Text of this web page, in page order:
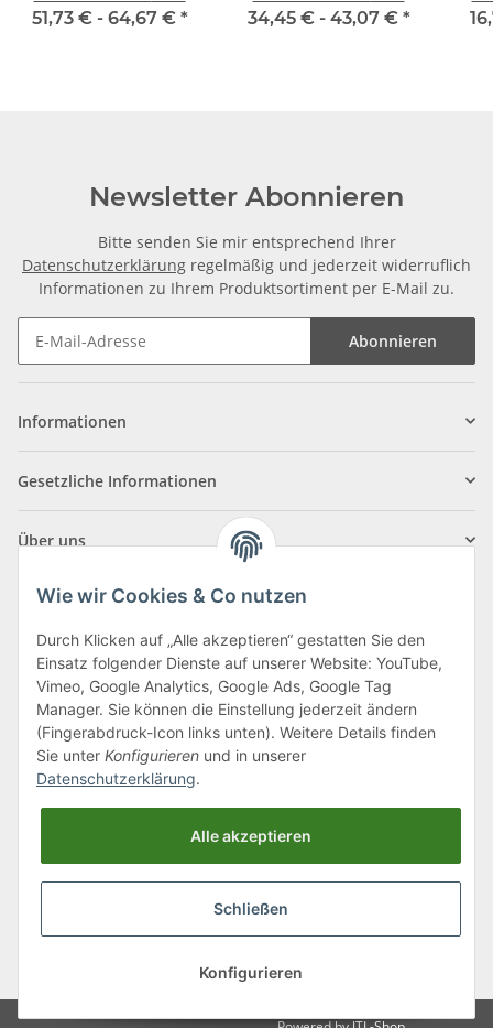
mm, 1500 mm, gehärtet
51,73 € - 64,67 € *
mm, 1500 mm, gehärtet
34,45 € - 43,07 € *
Newsletter Abonnieren
Bitte senden Sie mir entsprechend Ihrer
Datenschutzerklärung regelmäßig und jederzeit widerruflich
Informationen zu Ihrem Produktsortiment per E-Mail zu.
Abonnieren
Informationen
Gesetzliche Informationen
Über uns
Klagenfurter Straße 29
9556 Liebenfels
Montag bis Donnerstag: 8:00 bis 16:30 Uhr
Freitag: 8:00 bis 12:00 Uhr
Tel.:0043 (0) 4262 50900
office@cncshop.at
* Alle Preise inkl. gesetzlicher USt., zzgl.Versand, zzgl.
Wie wir Cookies & Co nutzen
Durch Klicken auf „Alle akzeptieren“ gestatten Sie den
Einsatz folgender Dienste auf unserer Website: YouTube,
Vimeo, Google Analytics, Google Ads, Google Tag
Manager. Sie können die Einstellung jederzeit ändern
(Fingerabdruck-Icon links unten). Weitere Details finden
Sie unter Konfigurieren und in unserer
Datenschutzerklärung.
Alle akzeptieren
Schließen
Konfigurieren